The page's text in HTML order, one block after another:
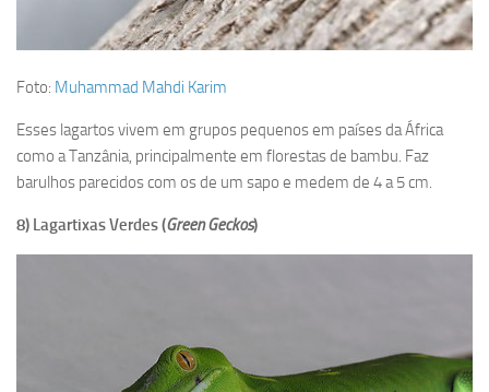
Foto: Muhammad Mahdi Karim
Esses lagartos vivem em grupos pequenos em países da África
como a Tanzânia, principalmente em florestas de bambu. Faz
barulhos parecidos com os de um sapo e medem de 4 a 5 cm.
8) Lagartixas Verdes (Green Geckos)